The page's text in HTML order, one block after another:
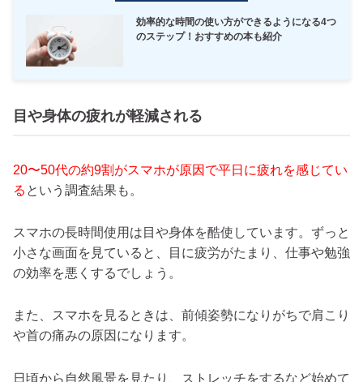
効率的な時間の使い方ができるようになる4つ
のステップ！おすすめの本も紹介
目や身体の疲れが軽減される
20〜50代の約9割がスマホが原因で平日に疲れを感じてい
る という調査結果も。
スマホの長時間使用は目や身体を酷使しています。ずっと
小さな画面を見ていると、目に疲労がたまり、仕事や勉強
の効率を悪くするでしょう。
また、スマホを見るときは、前傾姿勢になりがちで肩こり
や首の痛みの原因になります。
日頃から自然風景を見たり、ストレッチをするなど始めて